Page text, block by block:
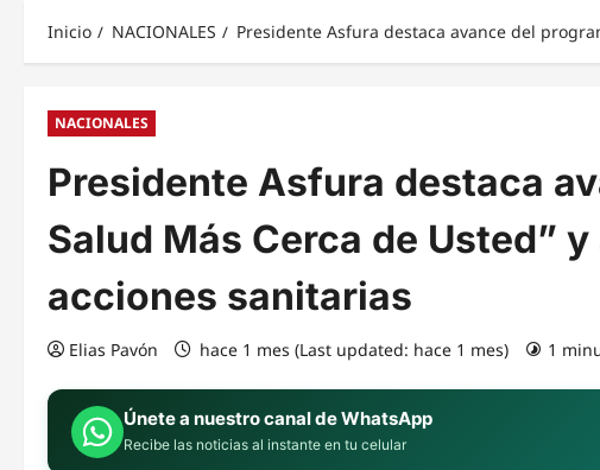
Inicio NACIONALES Presidente Asfura destaca avance del
NACIONALES
Presidente Asfura destaca
Salud Más Cerca de Usted”
acciones sanitarias
Elias Pavón hace 1 mes (Last updated: hace 1 mes) 1
Únete a nuestro canal de WhatsApp
Recibe las noticias al instante en tu celular